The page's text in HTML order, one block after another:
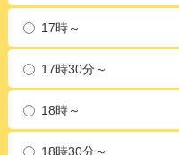
17時～
17時30分～
18時～
18時30分～